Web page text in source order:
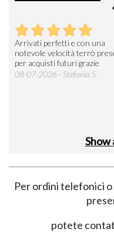
Arrivati perfetti e con una
notevole velocità terrò
per acquisti futuri grazie
08-07-2026 - Stefania S.
Show
Per ordini telefonici
potete